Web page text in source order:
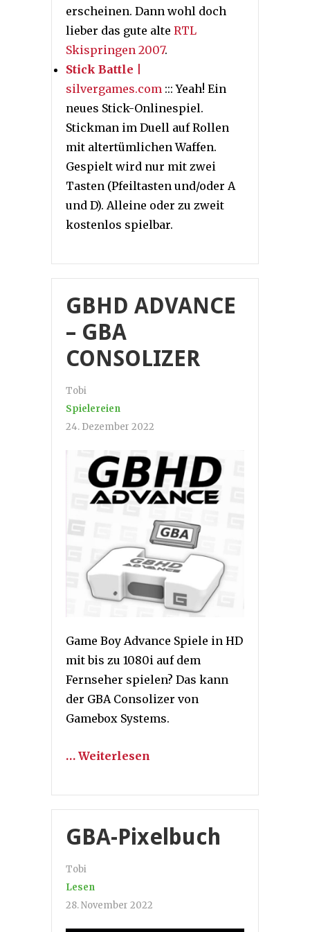
erscheinen. Dann wohl doch
lieber das gute alte RTL
Skispringen 2007.
Stick Battle
silvergames.com ::: Yeah! Ein
neues Stick-Onlinespiel.
Stickman im Duell auf Rollen
mit altertümlichen Waffen.
Gespielt wird nur mit zwei
Tasten (Pfeiltasten und/oder A
und D). Alleine oder zu zweit
kostenlos spielbar.
GBHD ADVANCE
– GBA
CONSOLIZER
Tobi
Spielereien
24. Dezember 2022
Game Boy Advance Spiele in HD
mit bis zu 1080i auf dem
Fernseher spielen? Das kann
der GBA Consolizer von
Gamebox Systems.
… Weiterlesen
GBA-Pixelbuch
Tobi
Lesen
28. November 2022